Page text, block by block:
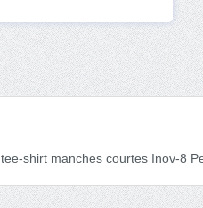
shirt manches courtes Inov-8